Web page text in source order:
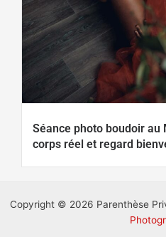
Séance photo boudoir au
corps réel et regard
Copyright © 2026 Parenthèse